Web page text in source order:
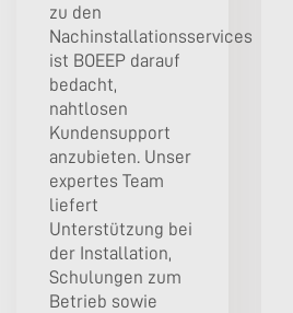
zu den
Nachinstallationsservices
ist BOEEP darauf
bedacht,
nahtlosen
Kundensupport
anzubieten. Unser
expertes Team
liefert
Unterstützung bei
der Installation,
Schulungen zum
Betrieb sowie